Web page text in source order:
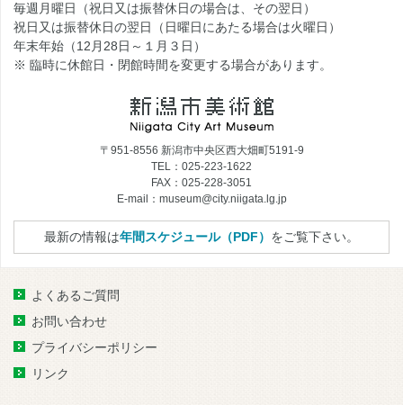
毎週月曜日（祝日又は振替休日の場合は、その翌日）
祝日又は振替休日の翌日（日曜日にあたる場合は火曜日）
年末年始（12月28日～１月３日）
※ 臨時に休館日・閉館時間を変更する場合があります。
〒951-8556 新潟市中央区西大畑町5191-9
TEL：025-223-1622
FAX：025-228-3051
E-mail：museum@city.niigata.lg.jp
最新の情報は年間スケジュール（PDF） をご覧下さい。
よくあるご質問
お問い合わせ
プライバシーポリシー
リンク